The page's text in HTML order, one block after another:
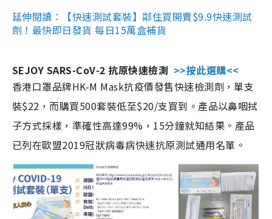
延伸閱讀：【快速測試套裝】鄰住買開賣$9.9快速測試
劑！最快即日發貨 每日15萬盒補貨
SEJOY SARS-CoV-2 抗原快速檢測 >>按此選購<<
香港口罩品牌HK-M Mask抗疫價發售快速檢測劑，單支
裝$22，而購買500套裝低至$20/支買到。產品以鼻咽拭
子方式採樣，準確性高達99%，15分鐘就知結果。產品
已列在歐盟2019冠狀病毒病快速抗原測試通用名單。